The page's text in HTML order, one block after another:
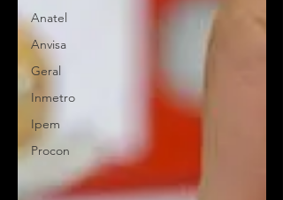
Anatel
Anvisa
Geral
Inmetro
Ipem
Procon